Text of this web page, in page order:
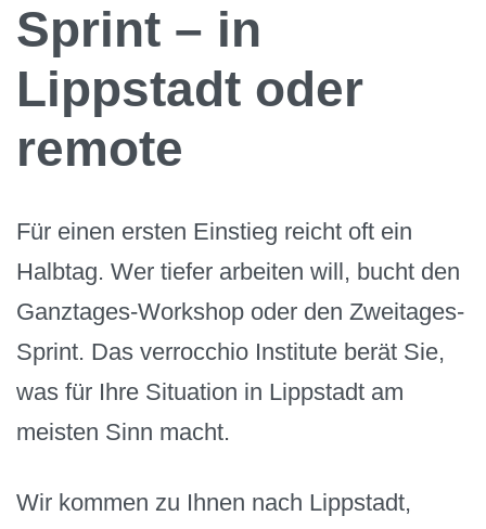
Sprint – in
Lippstadt oder
remote
Für einen ersten Einstieg reicht oft ein
Halbtag. Wer tiefer arbeiten will, bucht den
Ganztages-Workshop oder den Zweitages-
Sprint. Das verrocchio Institute berät Sie,
was für Ihre Situation in Lippstadt am
meisten Sinn macht.
Wir kommen zu Ihnen nach Lippstadt,